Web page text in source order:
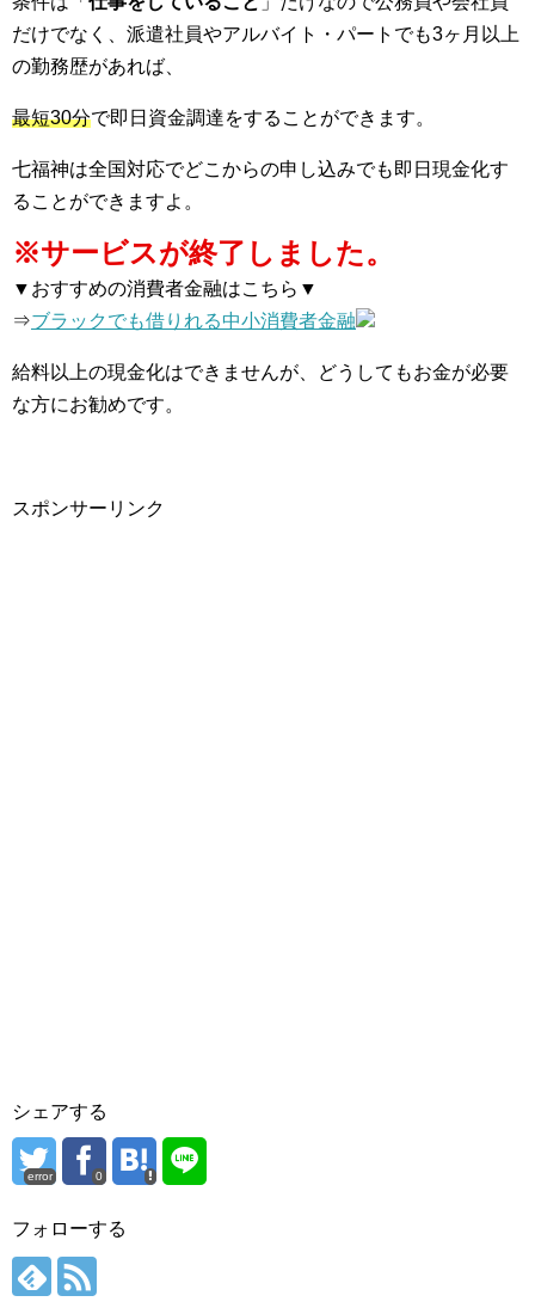
だけでなく、派遣社員やアルバイト・パートでも3ヶ月以上
の勤務歴があれば、
最短30分で即日資金調達をすることができます。
七福神は全国対応でどこからの申し込みでも即日現金化す
ることができますよ。
※サービスが終了しました。
▼おすすめの消費者金融はこちら▼
⇒ブラックでも借りれる中小消費者金融
給料以上の現金化はできませんが、どうしてもお金が必要
な方にお勧めです。
スポンサーリンク
シェアする
error 0
フォローする